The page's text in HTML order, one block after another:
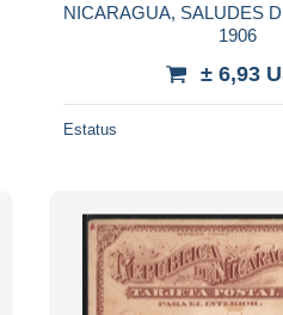
NICARAGUA, SALUDES
1906
± 6,93
Estatus